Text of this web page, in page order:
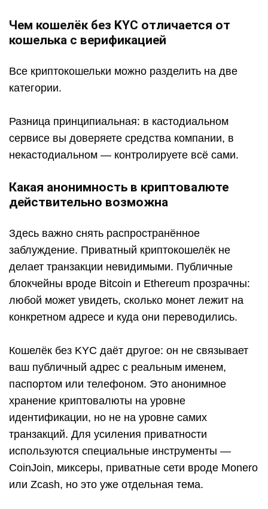
Чем кошелёк без KYC отличается от
кошелька с верификацией
Все криптокошельки можно разделить на две
категории.
Разница принципиальная: в кастодиальном
сервисе вы доверяете средства компании, в
некастодиальном — контролируете всё сами.
Какая анонимность в криптовалюте
действительно возможна
Здесь важно снять распространённое
заблуждение. Приватный криптокошелёк не
делает транзакции невидимыми. Публичные
блокчейны вроде Bitcoin и Ethereum прозрачны:
любой может увидеть, сколько монет лежит на
конкретном адресе и куда они переводились.
Кошелёк без KYC даёт другое: он не связывает
ваш публичный адрес с реальным именем,
паспортом или телефоном. Это анонимное
хранение криптовалюты на уровне
идентификации, но не на уровне самих
транзакций. Для усиления приватности
используются специальные инструменты —
CoinJoin, миксеры, приватные сети вроде Monero
или Zcash, но это уже отдельная тема.